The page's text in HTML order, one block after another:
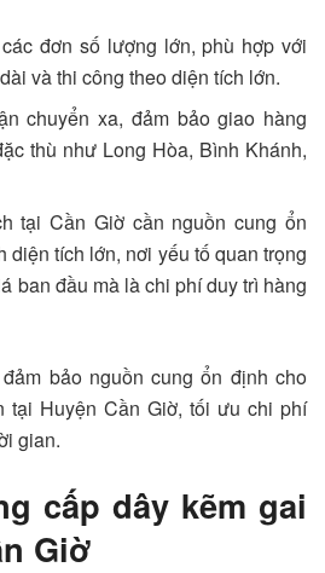
đơn số lượng lớn, phù hợp với
và thi công theo diện tích lớn.
chuyển xa, đảm bảo giao hàng
thù như Long Hòa, Bình Khánh,
tại Cần Giờ cần nguồn cung ổn
diện tích lớn, nơi yếu tố quan trọng
ban đầu mà là chi phí duy trì hàng
bảo nguồn cung ổn định cho
tại Huyện Cần Giờ, tối ưu chi phí
gian.
cấp dây kẽm gai
Giờ